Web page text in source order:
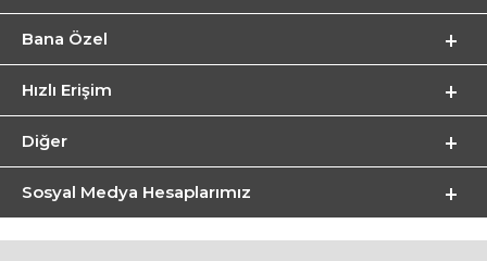
Bana Özel
Hızlı Erişim
Diğer
Sosyal Medya Hesaplarımız